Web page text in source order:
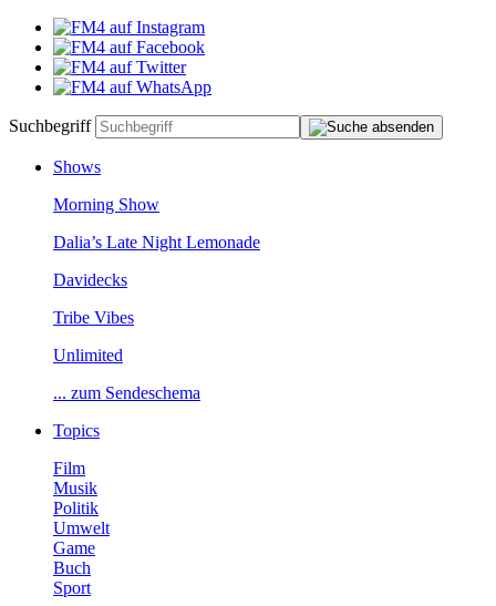
Suchbegriff
Shows
MorningShow
Dalia’sLateNightLemonade
Davidecks
TribeVibes
Unlimited
...zumSendeschema
Topics
Film
Musik
Politik
Umwelt
Game
Buch
Sport